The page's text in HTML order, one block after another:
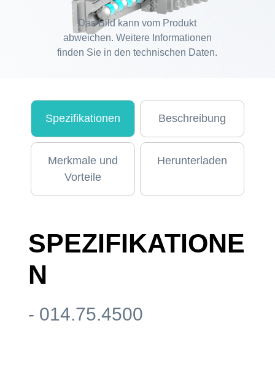
Das Bild kann vom Produkt
abweichen. Weitere Informationen
finden Sie in den technischen Daten.
Spezifikationen Beschreibung
Merkmale und
Vorteile
Herunterladen
SPEZIFIKATIONE
N
- 014.75.4500